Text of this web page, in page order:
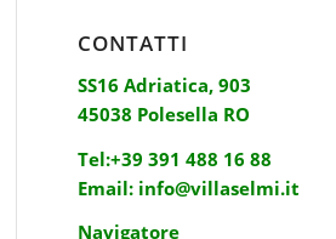
CONTATTI
SS16 Adriatica, 903
45038 Polesella RO
Tel:+39 391 488 16 88
Email: info@villaselmi.it
Navigatore